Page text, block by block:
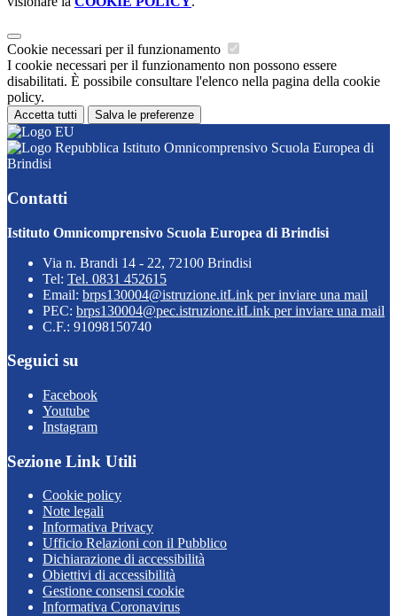
Cookie necessari per il funzionamento
I cookie necessari per il funzionamento non possono essere
disabilitati. È possibile consultare l'elenco nella pagina della cookie
policy.
Accetta tutti Salva le preferenze
Istituto Omnicomprensivo Scuola Europea di
Brindisi
Contatti
Istituto Omnicomprensivo Scuola Europea di Brindisi
Via n. Brandi 14 - 22, 72100 Brindisi
Tel: Tel. 0831 452615
Email: brps130004@istruzione.itLink per inviare una mail
PEC: brps130004@pec.istruzione.itLink per inviare una mail
C.F.: 91098150740
Seguici su
Facebook
Youtube
Instagram
Sezione Link Utili
Cookie policy
Note legali
Informativa Privacy
Ufficio Relazioni con il Pubblico
Dichiarazione di accessibilità
Obiettivi di accessibilità
Gestione consensi cookie
Informativa Coronavirus